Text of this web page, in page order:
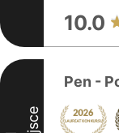
10.0
Pen -